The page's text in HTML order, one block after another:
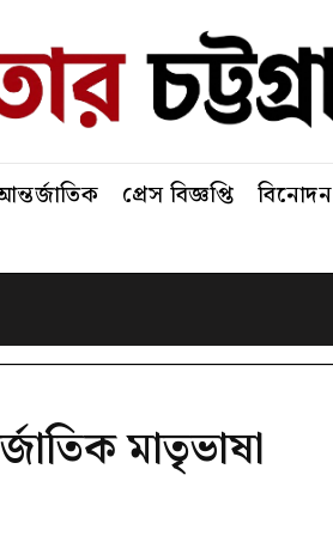
প্রেস বিজ্ঞপ্তি বিনোদন
মাতৃভাষা